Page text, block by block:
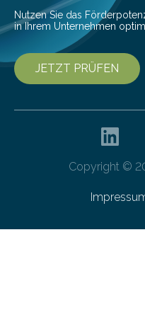
Nutzen Sie das
in Ihrem Unternehmen
JETZT PRÜFEN
Copyright ©